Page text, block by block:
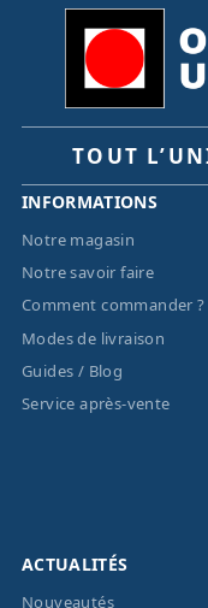
TOUT
INFORMATIONS
Notre magasin
Notre savoir faire
Comment commander ?
Modes de livraison
Guides / Blog
Service après-vente
ACTUALITÉS
Nouveautés